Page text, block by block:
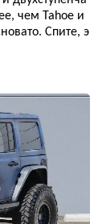
чем Tahoe и
Спите, э